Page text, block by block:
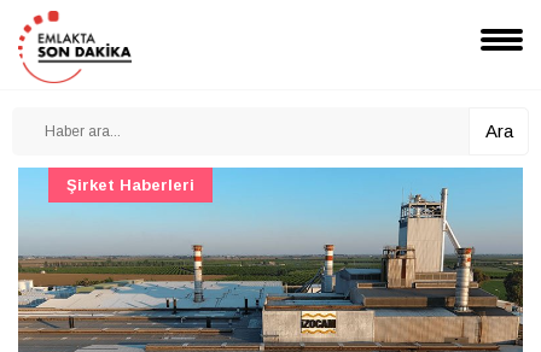
Ara
Şirket Haberleri